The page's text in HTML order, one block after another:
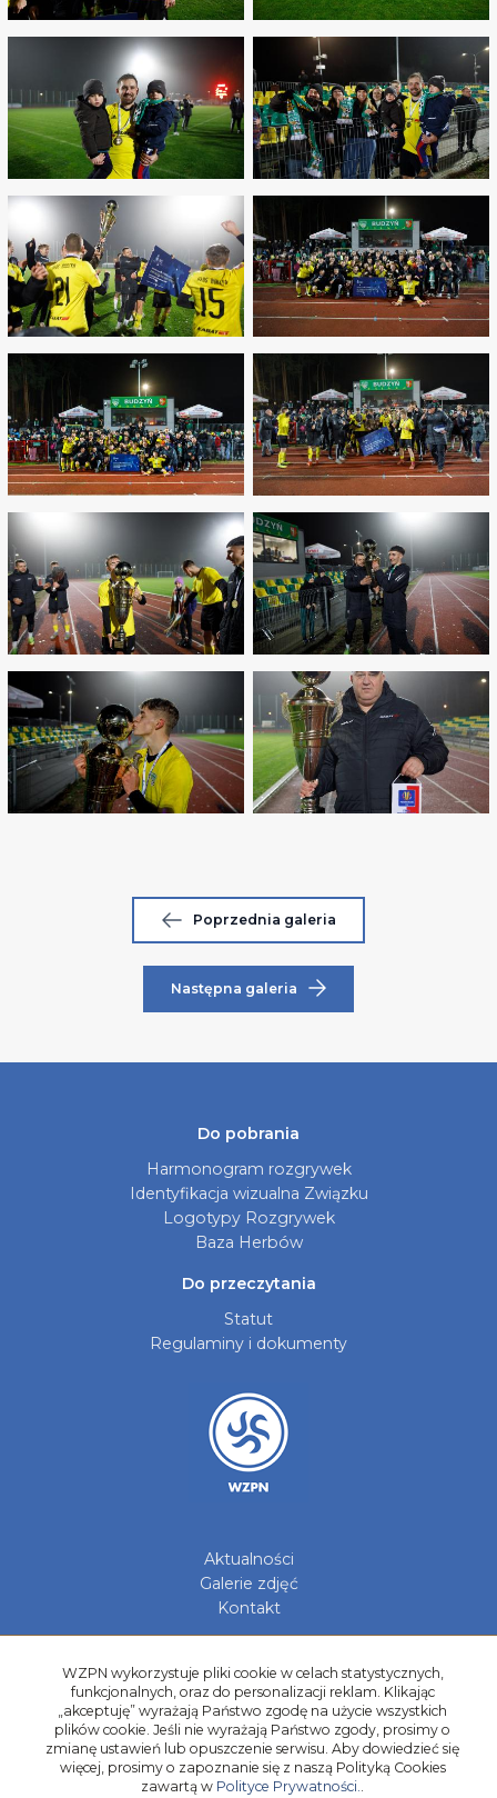
Poprzednia galeria
Następna galeria
Do pobrania
Harmonogram rozgrywek
Identyfikacja wizualna Związku
Logotypy Rozgrywek
Baza Herbów
Do przeczytania
Statut
Regulaminy i dokumenty
Aktualności
Galerie zdjęć
Kontakt
Program Grantowy
Dziewczyny do Piłki
WZPN wykorzystuje pliki cookie w celach statystycznych,
funkcjonalnych, oraz do personalizacji reklam. Klikając
„akceptuję” wyrażają Państwo zgodę na użycie wszystkich
plików cookie. Jeśli nie wyrażają Państwo zgody, prosimy o
zmianę ustawień lub opuszczenie serwisu. Aby dowiedzieć się
więcej, prosimy o zapoznanie się z naszą Polityką Cookies
zawartą w Polityce Prywatności..